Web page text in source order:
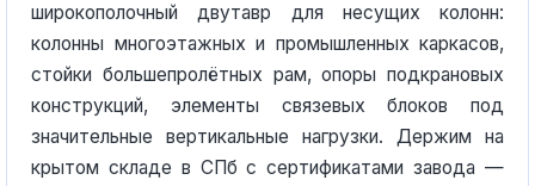
широкополочный двутавр для несущих колонн:
колонны многоэтажных и промышленных каркасов,
стойки большепролётных рам, опоры подкрановых
конструкций, элементы связевых блоков под
значительные вертикальные нагрузки. Держим на
крытом складе в СПб с сертификатами завода —